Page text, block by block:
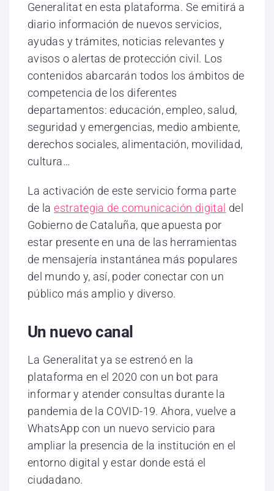
Generalitat en esta plataforma. Se emitirá a
diario información de nuevos servicios,
ayudas y trámites, noticias relevantes y
avisos o alertas de protección civil. Los
contenidos abarcarán todos los ámbitos de
competencia de los diferentes
departamentos: educación, empleo, salud,
seguridad y emergencias, medio ambiente,
derechos sociales, alimentación, movilidad,
cultura…
La activación de este servicio forma parte
de laestrategia de comunicación digital del
Gobierno de Cataluña, que apuesta por
estar presente en una de las herramientas
de mensajería instantánea más populares
del mundo y, así, poder conectar con un
público más amplio y diverso.
Un nuevo canal
La Generalitat ya se estrenó en la
plataforma en el 2020 con un bot para
informar y atender consultas durante la
pandemia de la COVID-19. Ahora, vuelve a
WhatsApp con un nuevo servicio para
ampliar la presencia de la institución en el
entorno digital y estar donde está el
ciudadano.